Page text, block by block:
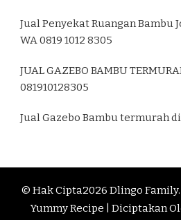
Jual Penyekat Ruangan Bambu
WA 0819 1012 8305
JUAL GAZEBO BAMBU
081910128305
Jual Gazebo Bambu termurah di
© Hak Cipta2026 Dlingo Family
Yummy Recipe | Diciptakan